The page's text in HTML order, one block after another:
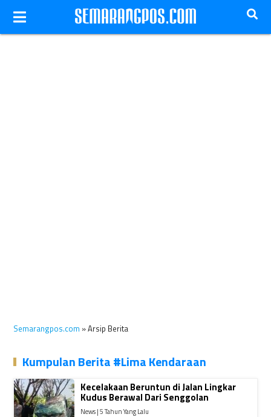
Semarangpos.com » Arsip Berita
Kumpulan Berita #Lima Kendaraan
Kecelakaan Beruntun di Jalan Lingkar
Kudus Berawal Dari Senggolan
News | 5 Tahun Yang Lalu